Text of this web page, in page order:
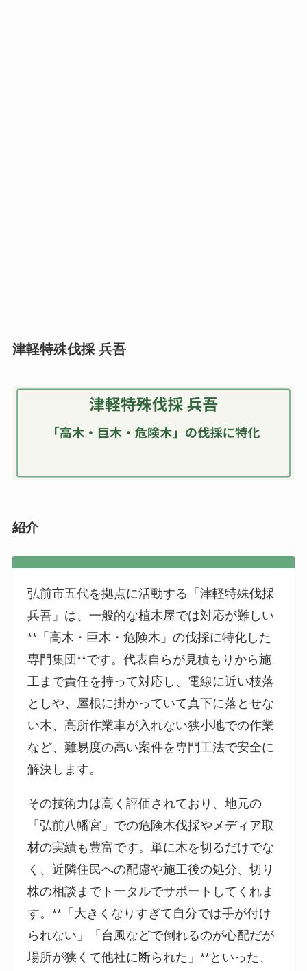
津軽特殊伐採 兵吾
紹介
弘前市五代を拠点に活動する「津軽特殊伐採
兵吾」は、一般的な植木屋では対応が難しい
**「高木・巨木・危険木」の伐採に特化した
専門集団**です。代表自らが見積もりから施
工まで責任を持って対応し、電線に近い枝落
としや、屋根に掛かっていて真下に落とせな
い木、高所作業車が入れない狭小地での作業
など、難易度の高い案件を専門工法で安全に
解決します。
その技術力は高く評価されており、地元の
「弘前八幡宮」での危険木伐採やメディア取
材の実績も豊富です。単に木を切るだけでな
く、近隣住民への配慮や施工後の処分、切り
株の相談までトータルでサポートしてくれま
す。**「大きくなりすぎて自分では手が付け
られない」「台風などで倒れるのが心配だが
場所が狭くて他社に断られた」**といった、